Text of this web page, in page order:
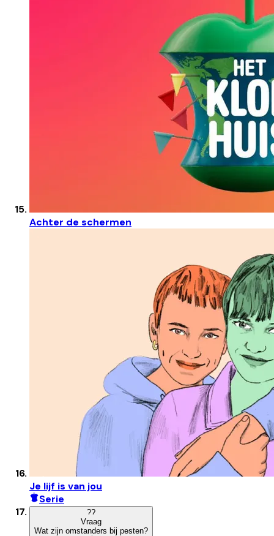
Achter de schermen
Je lijf is van jou
Serie
??
Vraag
Wat zijn omstanders bij pesten?